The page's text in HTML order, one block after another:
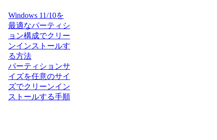
Windows 11/10を
最適なパーティシ
ョン構成でクリー
ンインストールす
る方法
パーティションサ
イズを任意のサイ
ズでクリーンイン
ストールする手順